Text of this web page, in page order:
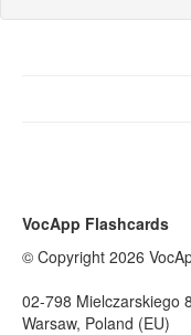
VocApp Flashcards
© Copyright 2026
02-798 Mielczarskiego
Warsaw, Poland (EU)